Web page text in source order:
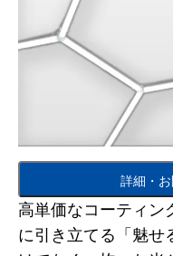
詳細・
高単価なコーティン
に引き立てる「魅せ